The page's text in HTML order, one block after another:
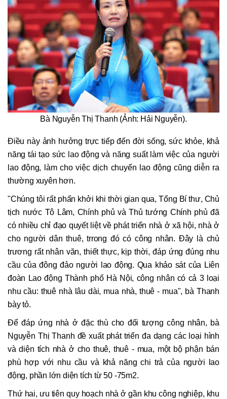
Bà Nguyễn Thị Thanh (Ảnh: Hải Nguyễn).
Điều này ảnh hưởng trực tiếp đến đời sống, sức khỏe, khả
năng tái tạo sức lao động và năng suất làm việc của người
lao động, làm cho việc dịch chuyển lao động cũng diễn ra
thường xuyên hơn.
"Chúng tôi rất phấn khởi khi thời gian qua, Tổng Bí thư, Chủ
tịch nước Tô Lâm, Chính phủ và Thủ tướng Chính phủ đã
có nhiều chỉ đạo quyết liệt về phát triển nhà ở xã hội, nhà ở
cho người dân thuê, trrong đó có công nhân. Đây là chủ
trương rất nhân văn, thiết thực, kịp thời, đáp ứng đúng nhu
cầu của đông đảo người lao động. Qua khảo sát của Liên
đoàn Lao động Thành phố Hà Nội, công nhân có cả 3 loại
nhu cầu: thuê nhà lâu dài, mua nhà, thuê - mua", bà Thanh
bày tỏ.
Để đáp ứng nhà ở đặc thù cho đối tượng công nhân, bà
Nguyễn Thị Thanh đề xuất phát triển đa dạng các loại hình
và diện tích nhà ở cho thuê, thuê - mua, một bộ phận bán
phù hợp với nhu cầu và khả năng chi trả của người lao
động, phần lớn diện tích từ 50 -75m2.
Thứ hai, ưu tiên quy hoạch nhà ở gần khu công nghiệp, khu